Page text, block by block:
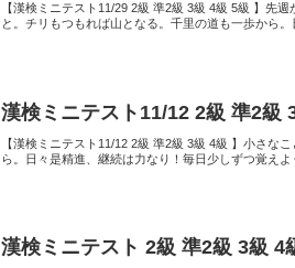
【漢検ミニテスト11/29 2級 準2級 3級 4級 5級 】先
と。チリもつもれば山となる。千里の道も一歩から
漢検ミニテスト11/12 2級 準2級
【漢検ミニテスト11/12 2級 準2級 3級 4級 】小さな
ら。日々是精進、継続は力なり！毎日少しずつ覚えよ
漢検ミニテスト 2級 準2級 3級 4